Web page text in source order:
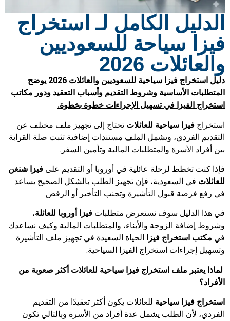
الدليل الكامل لـ استخراج
فيزا سياحة للسعوديين
والعائلات 2026
دليل استخراج فيزا سياحية للسعوديين والعائلات 2026 يوضح
المتطلبات الأساسية وشروط التقديم وأسباب التعقيد ودور مكاتب
استخراج الفيزا في تسهيل الإجراءات خطوة بخطوة.
استخراج فيزا سياحية للعائلات تحتاج إلى تجهيز ملف مختلف عن
التقديم الفردي، ويشمل الملف مستندات إضافية تثبت صلة القرابة
بين أفراد الأسرة والمتطلبات المالية وتأمين السفر.
فإذا كنت تخطط لرحلة عائلية في أوروبا أو التقديم على فيزا شنغن
للعائلات في السعودية، فإن تجهيز الطلب بالشكل الصحيح يساعد
في رفع فرصة قبول التأشيرة وتجنب التأخير أو الرفض.
في هذا الدليل سوف نستعرض متطلبات فيزا أوروبا للعائلة،
وشروط إضافة الزوجة والأبناء، والمتطلبات المالية وكيف نساعدك
في مكتب استخراج فيزا
الحياة السعيدة في تجهيز ملف التأشيرة
وتسهيل إجراءات استخراج الفيزا السياحية.
لماذا يعتبر ملف استخراج فيزا سياحية للعائلات أكثر صعوبة من
الأفراد؟
استخراج فيزا سياحية للعائلات يكون أكثر تعقيدًا من التقديم
الفردي، لأن الطلب يشمل عدة أفراد من الأسرة وبالتالي تكون